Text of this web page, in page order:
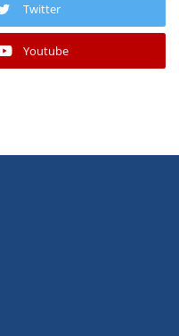
Twitter
Youtube